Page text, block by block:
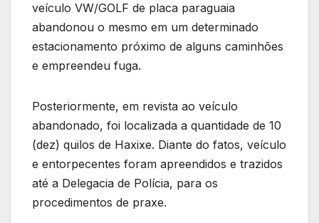
veículo VW/GOLF de placa paraguaia
abandonou o mesmo em um determinado
estacionamento próximo de alguns caminhões
e empreendeu fuga.
Posteriormente, em revista ao veículo
abandonado, foi localizada a quantidade de 10
(dez) quilos de Haxixe. Diante do fatos, veículo
e entorpecentes foram apreendidos e trazidos
até a Delegacia de Polícia, para os
procedimentos de praxe.